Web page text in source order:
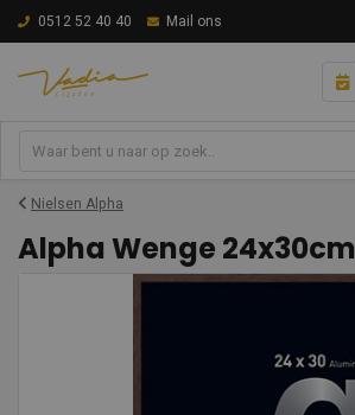
0512 52 40 40 Mail ons
Nielsen Alpha
Alpha Wenge 24x30cm